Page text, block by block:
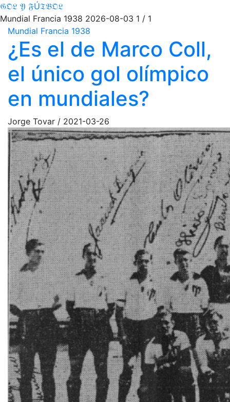
𝔊𝔒𝔏 𝔜 𝔉Ú𝔗𝔅𝔒𝔏
Mundial Francia 1938 2026-08-03 1 / 1
Mundial Francia 1938
¿Es el de Marco Coll,
el único gol olímpico
en mundiales?
Jorge Tovar / 2021-03-26